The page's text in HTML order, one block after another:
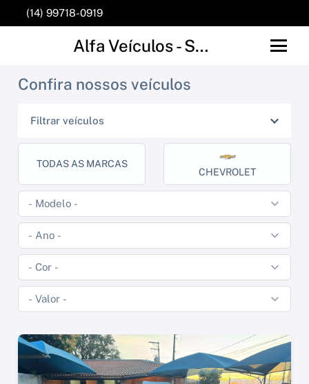
(14) 99718-0919
Alfa Veículos - São Manuel
Confira nossos veículos
Filtrar veículos
TODAS AS MARCAS
CHEVROLET